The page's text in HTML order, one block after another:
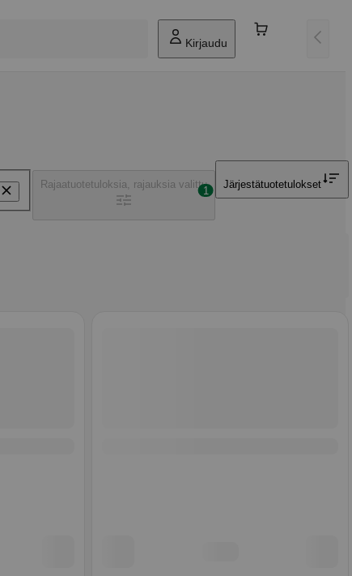
Kirjaudu
Rajaatuotetuloksia, rajauksia valittu
1
Järjestätuotetulokset